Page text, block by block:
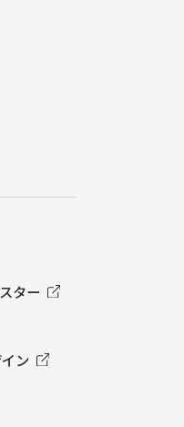
ター
ン